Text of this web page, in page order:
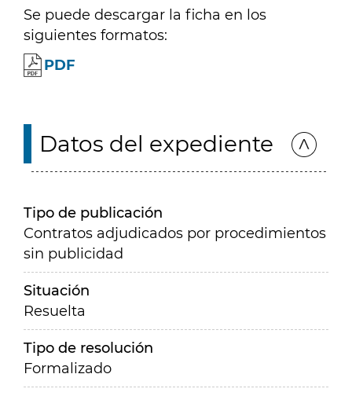
Se puede descargar la ficha en los
siguientes formatos:
PDF
Datos del expediente
Tipo de publicación
Contratos adjudicados por procedimientos
sin publicidad
Situación
Resuelta
Tipo de resolución
Formalizado